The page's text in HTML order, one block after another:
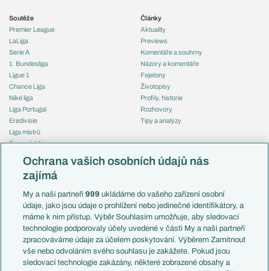
Soutěže
Premier League
LaLiga
Serie A
1. Bundesliga
Ligue 1
Chance Liga
Niké liga
Liga Portugal
Eredivisie
Liga mistrů
Evropská liga
Mistrovství světa
Liga národů
Témata
Představení týmů MS
EuroSkauting
PL v kostce
Evropské koeficienty
Přestupy
Články
Aktuality
Previews
Komentáře a souhrny
Názory a komentáře
Fejetony
Životopisy
Profily, historie
Rozhovory
Tipy a analýzy
Česko
Francie
Itálie
Německo
Španělsko
Argentina
Brazílie
Ochrana vašich osobních údajů nás
zajímá
My a naši partneři999 ukládáme do vašeho zařízení osobní
údaje, jako jsou údaje o prohlížení nebo jedinečné identifikátory, a
máme k nim přístup. Výběr Souhlasím umožňuje, aby sledovací
technologie podporovaly účely uvedené v části My a naši partneři
zpracováváme údaje za účelem poskytování. Výběrem Zamítnout
vše nebo odvoláním svého souhlasu je zakážete. Pokud jsou
sledovací technologie zakázány, některé zobrazené obsahy a